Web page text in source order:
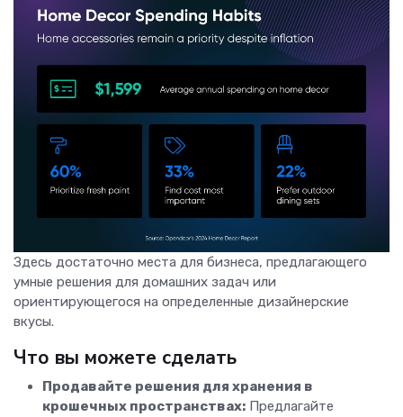
Здесь достаточно места для бизнеса, предлагающего
умные решения для домашних задач или
ориентирующегося на определенные дизайнерские
вкусы.
Что вы можете сделать
Продавайте решения для хранения в
крошечных пространствах: Предлагайте